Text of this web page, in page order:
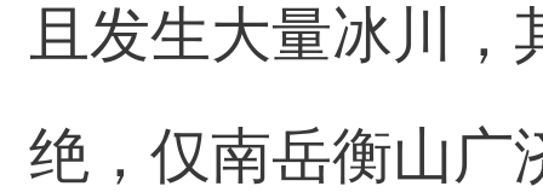
且发生大量冰川
绝，仅南岳衡山广